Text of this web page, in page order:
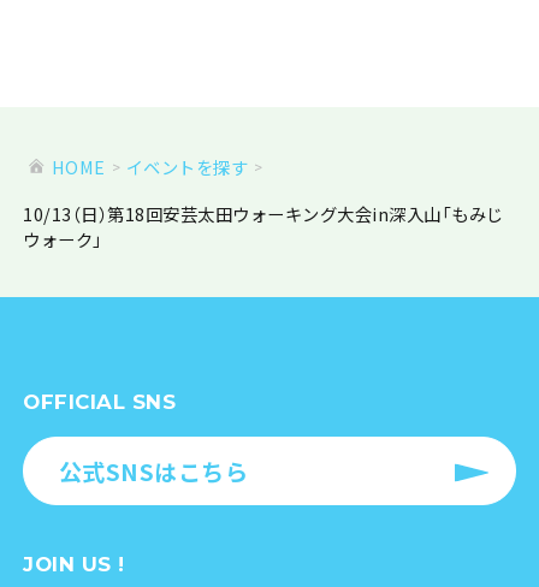
HOME
イベントを探す
10/13（日）第18回安芸太田ウォーキング大会in深入山「もみじ
ウォーク」
OFFICIAL SNS
公式SNSはこちら
JOIN US !